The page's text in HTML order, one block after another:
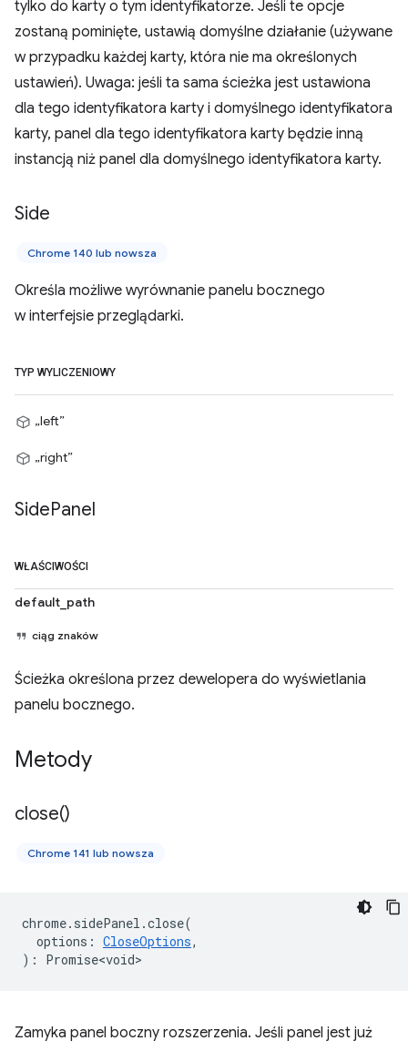
tylko do karty o tym identyfikatorze. Jeśli te opcje
zostaną pominięte, ustawią domyślne działanie (używane
w przypadku każdej karty, która nie ma określonych
ustawień). Uwaga: jeśli ta sama ścieżka jest ustawiona
dla tego identyfikatora karty i domyślnego identyfikatora
karty, panel dla tego identyfikatora karty będzie inną
instancją niż panel dla domyślnego identyfikatora karty.
Side
Chrome 140 lub nowsza
Określa możliwe wyrównanie panelu bocznego
w interfejsie przeglądarki.
TYP WYLICZENIOWY
„left”
„right”
SidePanel
WŁAŚCIWOŚCI
default_path
ciąg znaków
Ścieżka określona przez dewelopera do wyświetlania
panelu bocznego.
Metody
close()
Chrome 141 lub nowsza
chrome. sidePanel .close(
options : CloseOptions,
) : Promise<void>
Zamyka panel boczny rozszerzenia. Jeśli panel jest już